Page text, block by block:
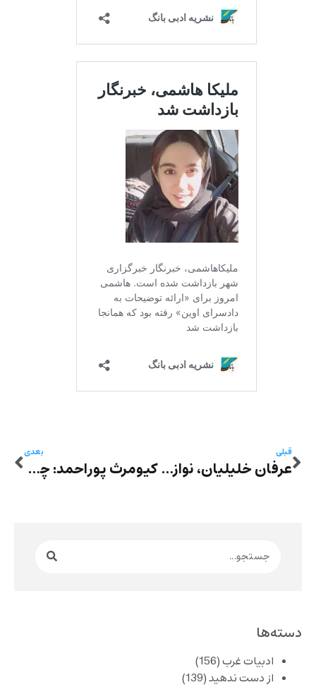
قبلی
عرفان خلیلیان، نوازنده و آهنگساز به ۱۰ سال زندان و ۷۴ ضربه شلاق محکوم شد
بعدی
کیومرث پوراحمد: چه جشنی؟ چه جشنواره‌ای؟
دسته‌ها
ادبیات غرب(156)
از دست ندهید(139)